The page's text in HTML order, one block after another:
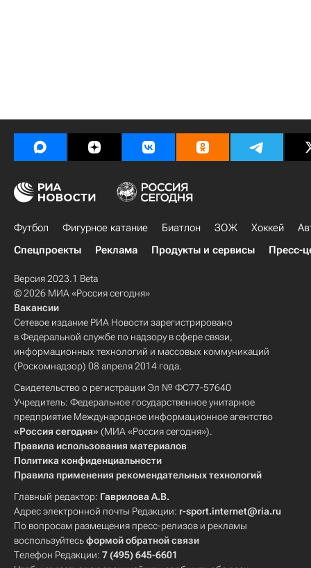
Футбол Фигурное катание Биатлон ЗОЖ Хоккей
Спецпроекты
Реклама Продукты и сервисы Пресс-
Версия 2023.1 Beta
© 2026 МИА «Россия сегодня»
Вакансии
Сетевое издание РИА Новости зарегистрировано
в Федеральной службе по надзору в сфере связи,
информационных технологий и массовых коммуникаций
(Роскомнадзор) 08 апреля 2014 года.
Свидетельство о регистрации Эл № ФС77-57640
Учредитель: Федеральное государственное унитарное
предприятие Международное информационное агентство
«Россия сегодня» (МИА «Россия сегодня»).
Правила использования материалов
Политика конфиденциальности
Правила применения рекомендательных технологий
Главный редактор: Гаврилова А.В.
Адрес электронной почты Редакции: r-sport.internet@ria.ru
По вопросам размещения пресс-релизов и рекламы
воспользуйтесьформой обратной связи
Телефон Редакции: 7 (495) 645-6601